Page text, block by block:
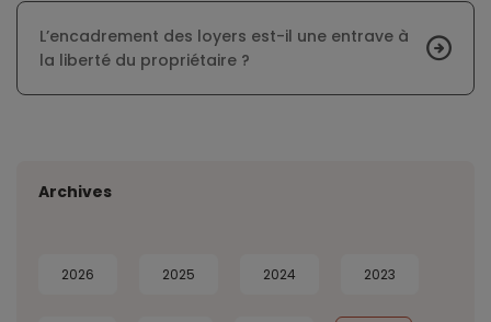
L’encadrement des loyers est-il une entrave à
la liberté du propriétaire ?
Archives
2026 2025 2024 2023